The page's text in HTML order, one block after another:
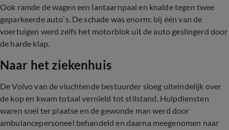
Ook ramde de wagen een lantaarnpaal en knalde tegen twee
geparkeerde auto’s. De schade was enorm: bij één van de
voertuigen werd zelfs het motorblok uit de auto geslingerd door
de harde klap.
Naar het ziekenhuis
De Volvo van de vluchtende bestuurder sloeg uiteindelijk over
de kop en kwam totaal vernield tot stilstand. Hulpdiensten
waren snel ter plaatse en de gewonde man werd door
ambulancepersoneel behandeld en daarna meegenomen naar